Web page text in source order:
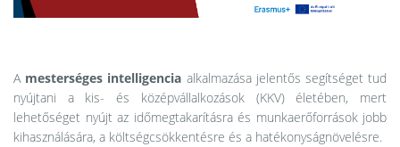
A mesterséges intelligencia alkalmazása jelentős segítséget tud
nyújtani a kis- és középvállalkozások (KKV) életében, mert
lehetőséget nyújt az időmegtakarításra és munkaerőforrások jobb
kihasználására, a költségcsökkentésre és a hatékonyságnövelésre.